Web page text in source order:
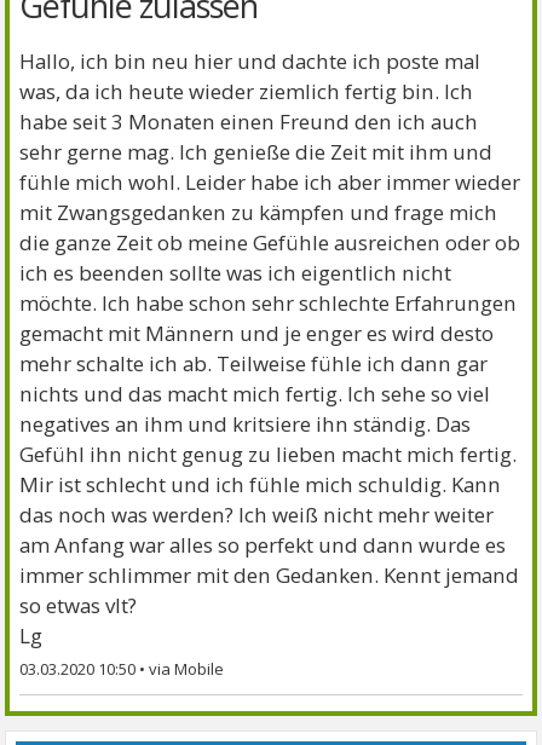
Hallo, ich bin neu hier und dachte ich poste mal
was, da ich heute wieder ziemlich fertig bin. Ich
habe seit 3 Monaten einen Freund den ich auch
sehr gerne mag. Ich genieße die Zeit mit ihm und
fühle mich wohl. Leider habe ich aber immer wieder
mit Zwangsgedanken zu kämpfen und frage mich
die ganze Zeit ob meine Gefühle ausreichen oder ob
ich es beenden sollte was ich eigentlich nicht
möchte. Ich habe schon sehr schlechte Erfahrungen
gemacht mit Männern und je enger es wird desto
mehr schalte ich ab. Teilweise fühle ich dann gar
nichts und das macht mich fertig. Ich sehe so viel
negatives an ihm und kritsiere ihn ständig. Das
Gefühl ihn nicht genug zu lieben macht mich fertig.
Mir ist schlecht und ich fühle mich schuldig. Kann
das noch was werden? Ich weiß nicht mehr weiter
am Anfang war alles so perfekt und dann wurde es
immer schlimmer mit den Gedanken. Kennt jemand
so etwas vlt?
Lg
03.03.2020 10:50 •